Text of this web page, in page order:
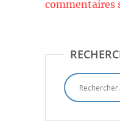
commentaires